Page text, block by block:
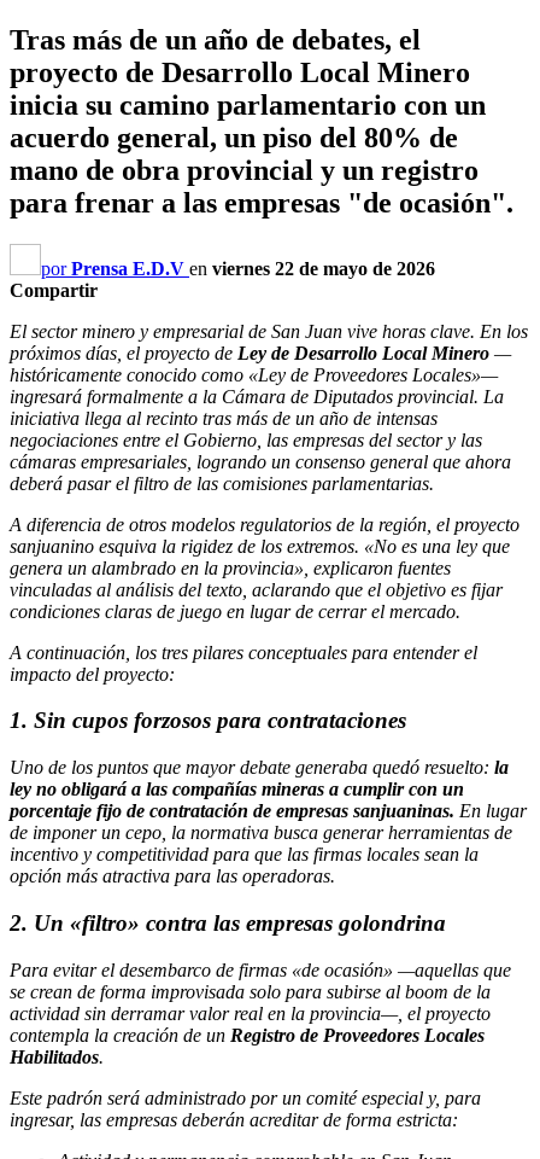
Tras más de un año de debates, el
proyecto de Desarrollo Local Minero
inicia su camino parlamentario con un
acuerdo general, un piso del 80% de
mano de obra provincial y un registro
para frenar a las empresas "de ocasión".
porPrensa E.D.V en viernes 22 de mayo de 2026
Compartir
El sector minero y empresarial de San Juan vive horas clave. En los
próximos días, el proyecto de Ley de Desarrollo Local Minero —
históricamente conocido como «Ley de Proveedores Locales»—
ingresará formalmente a la Cámara de Diputados provincial. La
iniciativa llega al recinto tras más de un año de intensas
negociaciones entre el Gobierno, las empresas del sector y las
cámaras empresariales, logrando un consenso general que ahora
deberá pasar el filtro de las comisiones parlamentarias.
A diferencia de otros modelos regulatorios de la región, el proyecto
sanjuanino esquiva la rigidez de los extremos. «No es una ley que
genera un alambrado en la provincia», explicaron fuentes
vinculadas al análisis del texto, aclarando que el objetivo es fijar
condiciones claras de juego en lugar de cerrar el mercado.
A continuación, los tres pilares conceptuales para entender el
impacto del proyecto:
1. Sin cupos forzosos para contrataciones
Uno de los puntos que mayor debate generaba quedó resuelto: la
ley no obligará a las compañías mineras a cumplir con un
porcentaje fijo de contratación de empresas sanjuaninas. En lugar
de imponer un cepo, la normativa busca generar herramientas de
incentivo y competitividad para que las firmas locales sean la
opción más atractiva para las operadoras.
2. Un «filtro» contra las empresas golondrina
Para evitar el desembarco de firmas «de ocasión» —aquellas que
se crean de forma improvisada solo para subirse al boom de la
actividad sin derramar valor real en la provincia—, el proyecto
contempla la creación de un Registro de Proveedores Locales
Habilitados.
Este padrón será administrado por un comité especial y, para
ingresar, las empresas deberán acreditar de forma estricta: